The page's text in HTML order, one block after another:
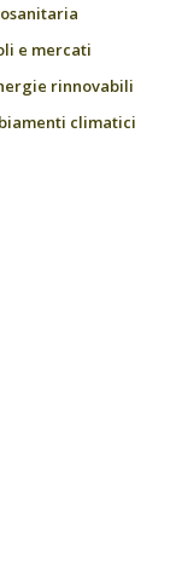
e mercati
rinnovabili
climatici